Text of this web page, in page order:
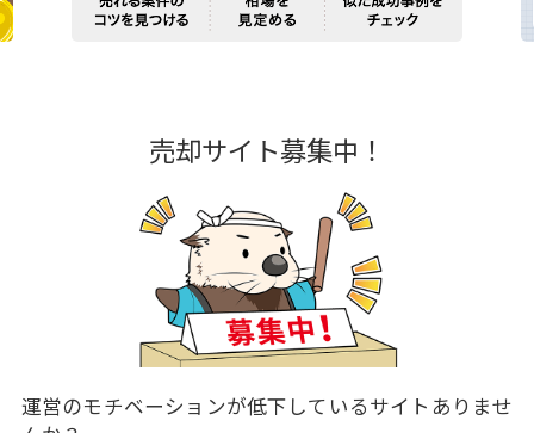
売却サイト募集中！
運営のモチベーションが低下しているサイトありませ